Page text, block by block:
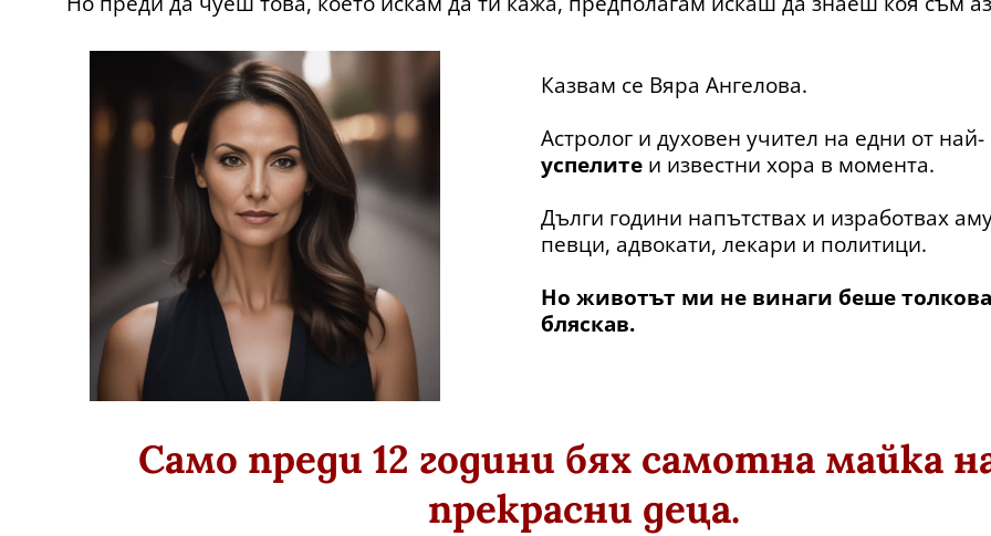
Казвам се Вяра Ангелова.
Астролог и духовен учител на едни от най-
успелите и известни хора в момента.
Дълги години напътствах и изработвах
певци, адвокати, лекари и политици.
Но животът ми не винаги беше толкова
бляскав.
Само преди 12 години бях самотна майка
прекрасни деца.